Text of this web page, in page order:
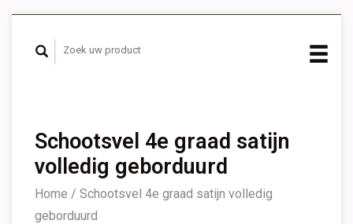
Schootsvel 4e graad satijn
volledig geborduurd
Home / Schootsvel 4e graad satijn volledig
geborduurd